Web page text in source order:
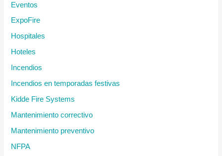
Eventos
ExpoFire
Hospitales
Hoteles
Incendios
Incendios en temporadas festivas
Kidde Fire Systems
Mantenimiento correctivo
Mantenimiento preventivo
NFPA